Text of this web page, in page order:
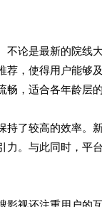
不论是最新的院线
荐，使得用户能够
畅，适合各年龄层
持了较高的效率。
力。与此同时，
影视还注重用户